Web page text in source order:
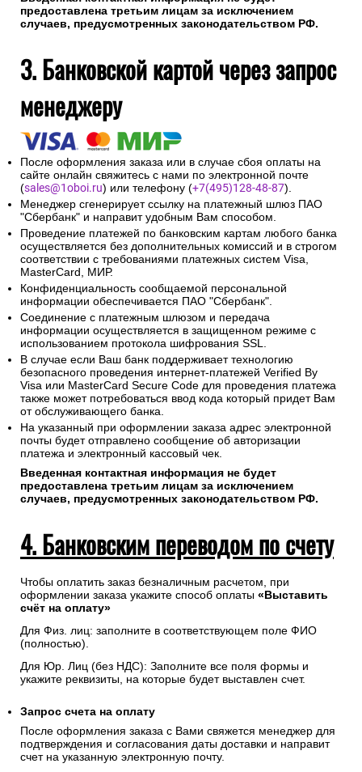
предоставлена третьим лицам за исключением
случаев, предусмотренных законодательством РФ.
3. Банковской картой через запрос
менеджеру
После оформления заказа или в случае сбоя оплаты на
сайте онлайн свяжитесь с нами по электронной почте
(sales@1oboi.ru) или телефону (+7(495)128-48-87).
Менеджер сгенерирует ссылку на платежный шлюз ПАО
"Сбербанк" и направит удобным Вам способом.
Проведение платежей по банковским картам любого банка
осуществляется без дополнительных комиссий и в строгом
соответствии с требованиями платежных систем Visa,
MasterCard, МИР.
Конфиденциальность сообщаемой персональной
информации обеспечивается ПАО "Сбербанк".
Соединение с платежным шлюзом и передача
информации осуществляется в защищенном режиме с
использованием протокола шифрования SSL.
В случае если Ваш банк поддерживает технологию
безопасного проведения интернет-платежей Verified By
Visa или MasterCard Secure Code для проведения платежа
также может потребоваться ввод кода который придет Вам
от обслуживающего банка.
На указанный при оформлении заказа адрес электронной
почты будет отправлено сообщение об авторизации
платежа и электронный кассовый чек.
Введенная контактная информация не будет
предоставлена третьим лицам за исключением
случаев, предусмотренных законодательством РФ.
4. Банковским переводом по счету
Чтобы оплатить заказ безналичным расчетом, при
оформлении заказа укажите способ оплаты «Выставить
счёт на оплату»
Для Физ. лиц: заполните в соответствующем поле ФИО
(полностью).
Для Юр. Лиц (без НДС): Заполните все поля формы и
укажите реквизиты, на которые будет выставлен счет.
Запрос счета на оплату
После оформления заказа с Вами свяжется менеджер для
подтверждения и согласования даты доставки и направит
счет на указанную электронную почту.